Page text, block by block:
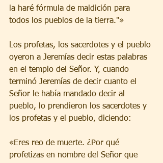
la haré fórmula de maldición para
todos los pueblos de la tierra."»
Los profetas, los sacerdotes y el pueblo
oyeron a Jeremías decir estas palabras
en el templo del Señor. Y, cuando
terminó Jeremías de decir cuanto el
Señor le había mandado decir al
pueblo, lo prendieron los sacerdotes y
los profetas y el pueblo, diciendo:
«Eres reo de muerte. ¿Por qué
profetizas en nombre del Señor que